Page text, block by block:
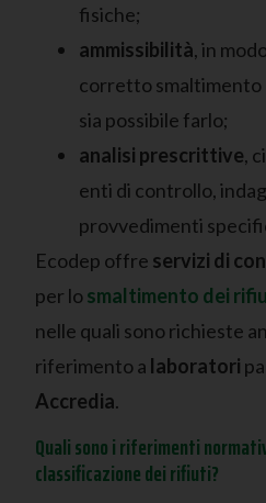
fisiche;
ammissibilità, in
corretto smaltimento
sia possibile farlo;
analisi prescrittive,
enti di controllo,
provvedimenti
Ecodep offre servizi di
per losmaltimento dei
nelle quali sono richieste
riferimento a laboratori
Accredia.
Quali sono i riferimenti
classificazione dei rifiuti?